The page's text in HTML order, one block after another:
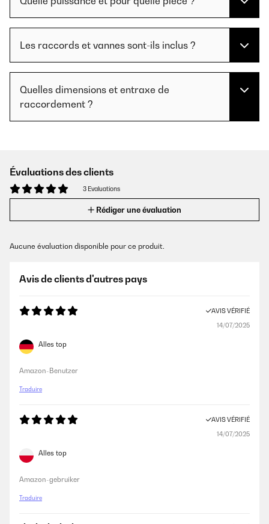
Les raccords et vannes sont-ils inclus ?
Quelles dimensions et entraxe de
raccordement ?
Évaluations des clients
3 Evaluations
Rédiger une évaluation
Aucune évaluation disponible pour ce produit.
Avis de clients d'autres pays
AVIS VÉRIFIÉ
14/07/2025
Alles top
Amazon-Benutzer
Traduire
AVIS VÉRIFIÉ
14/07/2025
Alles top
Amazon-gebruiker
Traduire